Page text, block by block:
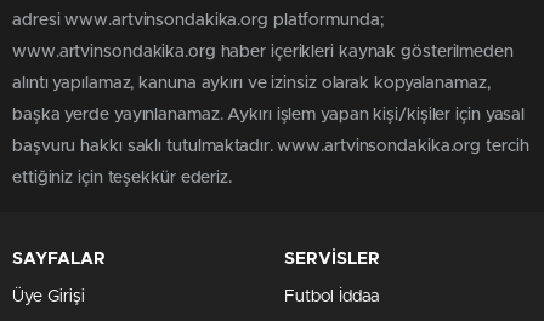
adresi www.artvinsondakika.org platformunda;
www.artvinsondakika.org haber içerikleri kaynak gösterilmeden
alıntı yapılamaz, kanuna aykırı ve izinsiz olarak kopyalanamaz,
başka yerde yayınlanamaz. Aykırı işlem yapan kişi/kişiler için yasal
başvuru hakkı saklı tutulmaktadır. www.artvinsondakika.org tercih
ettiğiniz için teşekkür ederiz.
SAYFALAR
Üye Girişi
SERVİSLER
Futbol İddaa